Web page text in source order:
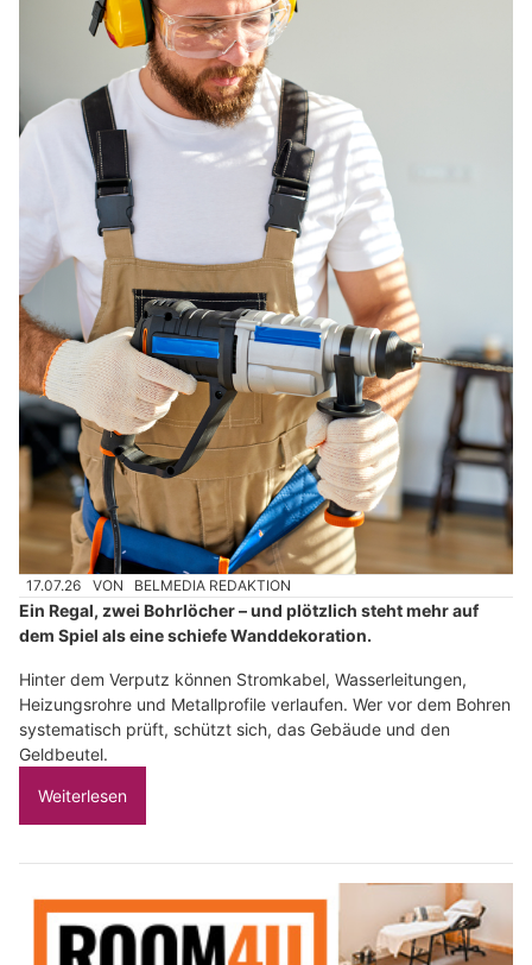
17.07.26 VON BELMEDIA REDAKTION
Ein Regal, zwei Bohrlöcher – und plötzlich steht mehr auf
dem Spiel als eine schiefe Wanddekoration.
Hinter dem Verputz können Stromkabel, Wasserleitungen,
Heizungsrohre und Metallprofile verlaufen. Wer vor dem Bohren
systematisch prüft, schützt sich, das Gebäude und den
Geldbeutel.
Weiterlesen